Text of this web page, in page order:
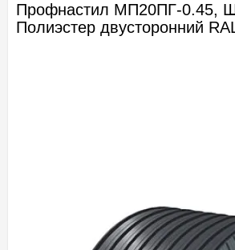
Профнастил МП20ПГ-0.45,
Полиэстер двусторонний